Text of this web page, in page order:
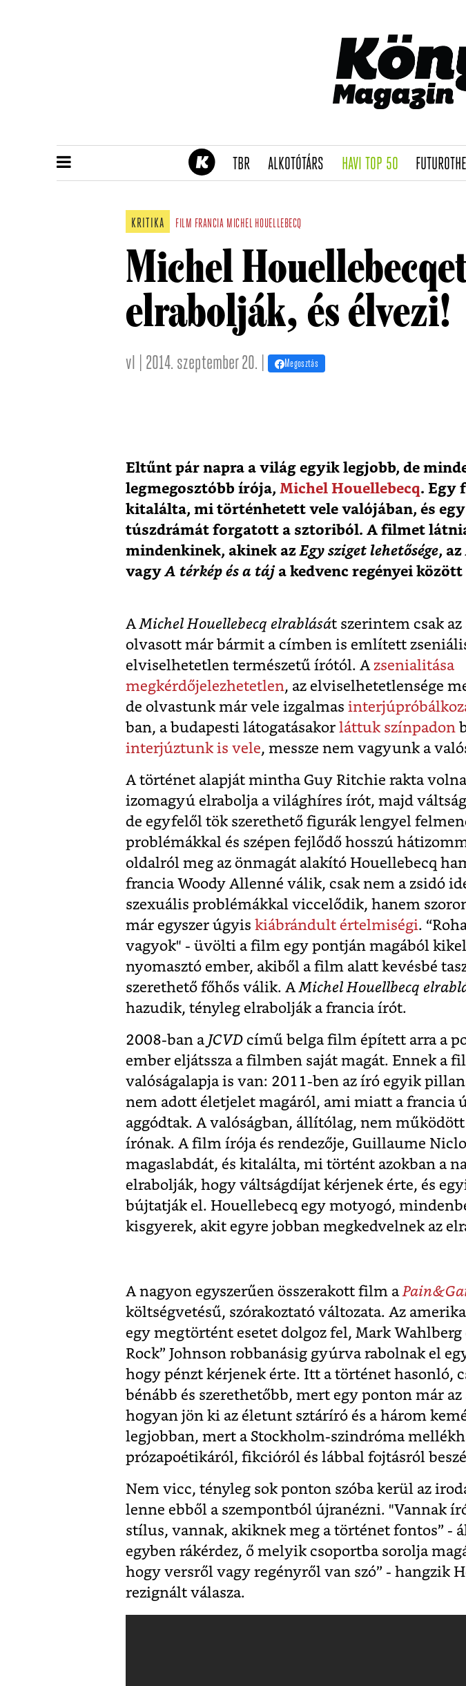
TBR(CURRENT)
ALKOTÓTÁRS(CURRENT)
HAVI TOP 50(CURRENT)
KRITIKA FILM FRANCIA MICHEL HOUELLEBECQ
Michel
elrabolják, és élvezi!
vl | 2014. szeptember 20. | Megosztás
Eltűnt pár napra a világ egyik legjobb, de
legmegosztóbb írója, Michel Houellebecq. Egy
kitalálta, mi történhetett vele valójában, és
túszdrámát forgatott a sztoriból. A filmet
mindenkinek, akinek azEgy sziget lehetősége, az
vagyA térkép és a tája kedvenc regényei
A Michel Houellebecq elrablását szerintem csak
olvasott már bármit a címben is említett
elviselhetetlen természetű írótól. A zsenialitása
megkérdőjelezhetetlen, az elviselhetetlensége
de olvastunk már vele izgalmas
ban, a budapesti látogatásakor láttuk színpadon
interjúztunk is vele, messze nem vagyunk a
A történet alapját mintha Guy Ritchie rakta
izomagyú elrabolja a világhíres írót, majd
de egyfelől tök szerethető figurák lengyel
problémákkal és szépen fejlődő hosszú
oldalról meg az önmagát alakító Houellebecq
francia Woody Allenné válik, csak nem a zsidó
szexuális problémákkal viccelődik, hanem
már egyszer úgyis kiábrándult értelmiségi.
vagyok" - üvölti a film egy pontján magából
nyomasztó ember, akiből a film alatt kevésbé
szerethető főhős válik. A Michel Houellbecq
hazudik, tényleg elrabolják a francia írót.
2008-ban a JCVD című belga film épített arra a
ember eljátssza a filmben saját magát. Ennek a
valóságalapja is van: 2011-ben az író egyik
nem adott életjelet magáról, ami miatt a francia
aggódtak. A valóságban, állítólag, nem
írónak. A film írója és rendezője, Guillaume
magaslabdát, és kitalálta, mi történt azokban a
elrabolják, hogy váltságdíjat kérjenek érte, és
bújtatják el. Houellebecq egy motyogó,
kisgyerek, akit egyre jobban megkedvelnek az
A nagyon egyszerűen összerakott film a
költségvetésű, szórakoztató változata. Az
egy megtörtént esetet dolgoz fel, Mark Wahlberg
Rock” Johnson robbanásig gyúrva rabolnak el
hogy pénzt kérjenek érte. Itt a történet hasonló,
bénább és szerethetőbb, mert egy ponton már az
hogyan jön ki az életunt sztáríró és a három
legjobban, mert a Stockholm-szindróma
prózapoétikáról, fikcióról és lábbal fojtásról
Nem vicc, tényleg sok ponton szóba kerül az
lenne ebből a szempontból újranézni. "Vannak
stílus, vannak, akiknek meg a történet fontos” -
egyben rákérdez, ő melyik csoportba sorolja
hogy versről vagy regényről van szó” - hangzik
rezignált válasza.